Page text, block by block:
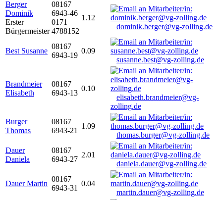
Berger
Dominik
Erster
Bürgermeister
08167
6943-46
0171
4788152
1.12
dominik.berger@vg-zolling.de
Best Susanne
08167
6943-19
0.09
susanne.best@vg-zolling.de
Brandmeier
Elisabeth
08167
6943-13
0.10
elisabeth.brandmeier@vg-
zolling.de
Burger
Thomas
08167
6943-21
1.09
thomas.burger@vg-zolling.de
Dauer
Daniela
08167
6943-27
2.01
daniela.dauer@vg-zolling.de
Dauer Martin
08167
6943-31
0.04
martin.dauer@vg-zolling.de